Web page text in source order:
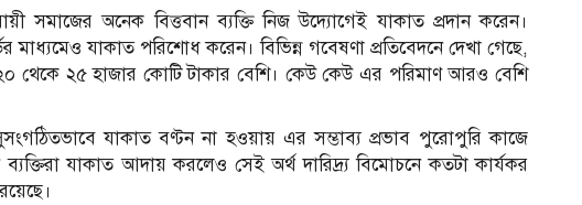
সমাজের অনেক বিত্তবান ব্যক্তি নিজ উদ্যোগেই যাকাত প্রদান করেন।
যাকাত পরিশোধ করেন। বিভিন্ন গবেষণা প্রতিবেদনে দেখা গেছে,
২০ থেকে ২৫ হাজার কোটি টাকার বেশি। কেউ কেউ এর পরিমাণ আরও বেশি
যাকাত বণ্টন না হওয়ায় এর সম্ভাব্য প্রভাব পুরোপুরি কাজে
ব্যক্তিরা যাকাত আদায় করলেও সেই অর্থ দারিদ্র্য বিমোচনে কতটা কার্যকর